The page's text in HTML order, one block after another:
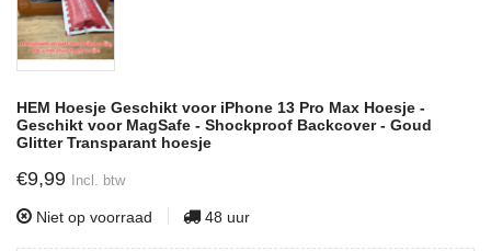
HEM Hoesje Geschikt voor iPhone 13 Pro Max Hoesje -
Geschikt voor MagSafe - Shockproof Backcover - Goud
Glitter Transparant hoesje
€9,99 Incl. btw
Niet op voorraad 48 uur